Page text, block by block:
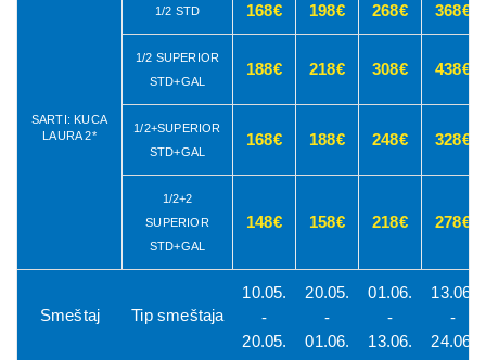
SARTI: KUCA
LAURA 2*
1/2 STD 168€ 198€ 268€ 368€
1/2 SUPERIOR
STD+GAL
188€ 218€ 308€ 438€
1/2+SUPERIOR
STD+GAL
168€ 188€ 248€ 328€
1/2+2
SUPERIOR
STD+GAL
148€ 158€ 218€ 278€
Smeštaj Tip smeštaja
10.05.
-
20.05.
20.05.
-
01.06.
01.06.
-
13.06.
13.06.
-
24.06.